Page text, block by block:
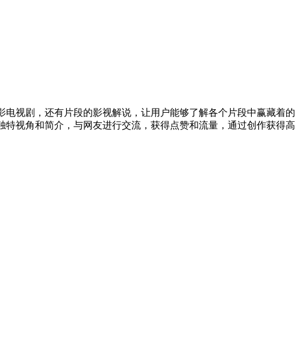
视剧，还有片段的影视解说，让用户能够了解各个片段中赢藏着的
视角和简介，与网友进行交流，获得点赞和流量，通过创作获得高